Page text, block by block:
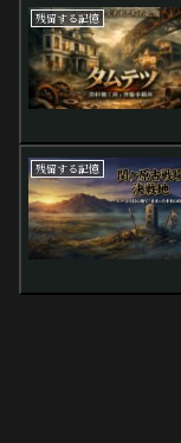
残留する記憶
残留する記憶